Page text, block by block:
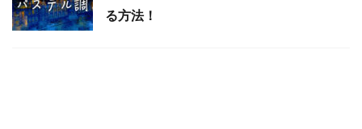
る方法！